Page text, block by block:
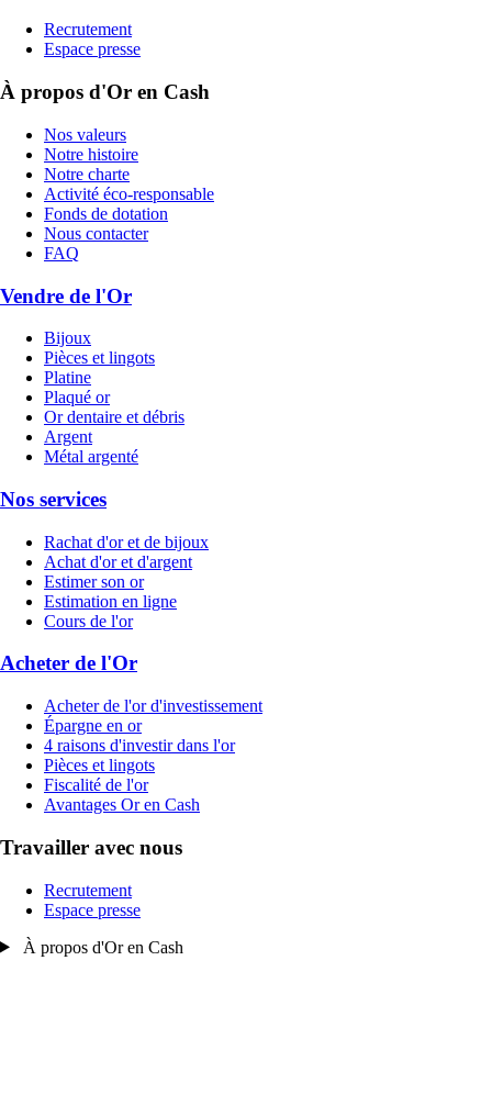
Recrutement
Espace presse
À propos d'Or en Cash
Nos valeurs
Notre histoire
Notre charte
Activité éco-responsable
Fonds de dotation
Nous contacter
FAQ
Vendre de l'Or
Bijoux
Pièces et lingots
Platine
Plaqué or
Or dentaire et débris
Argent
Métal argenté
Nos services
Rachat d'or et de bijoux
Achat d'or et d'argent
Estimer son or
Estimation en ligne
Cours de l'or
Acheter de l'Or
Acheter de l'or d'investissement
Épargne en or
4 raisons d'investir dans l'or
Pièces et lingots
Fiscalité de l'or
Avantages Or en Cash
Travailler avec nous
Recrutement
Espace presse
À propos d'Or en Cash